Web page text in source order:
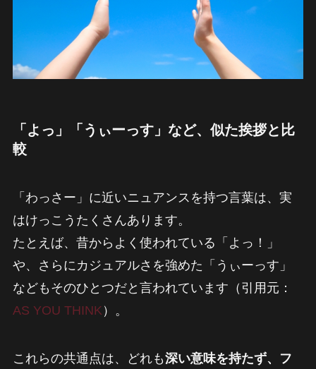
「よっ」「うぃーっす」など、似た挨拶と比
較
「わっさー」に近いニュアンスを持つ言葉は、実
はけっこうたくさんあります。
たとえば、昔からよく使われている「よっ！」
や、さらにカジュアルさを強めた「うぃーっす」
などもそのひとつだと言われています（引用元：
AS YOU THINK）。
これらの共通点は、どれも深い意味を持たず、フ